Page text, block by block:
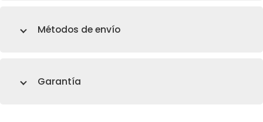
Métodos de envío
Garantía